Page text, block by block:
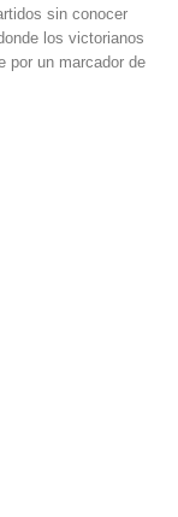
sin conocer
los victorianos
por un marcador de